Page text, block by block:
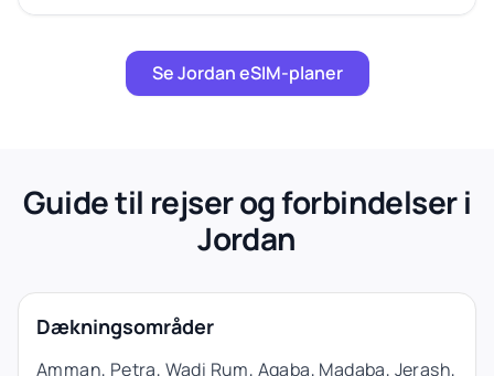
Se Jordan eSIM-planer
Guide til rejser og forbindelser i
Jordan
Dækningsområder
Amman, Petra, Wadi Rum, Aqaba, Madaba, Jerash,